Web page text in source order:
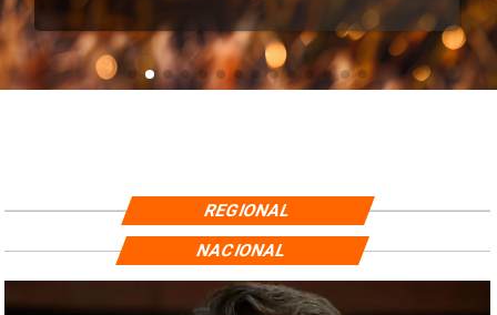
REGIONAL
NACIONAL